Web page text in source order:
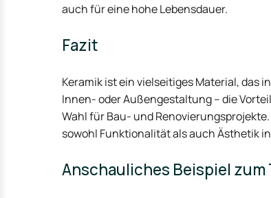
auch für eine hohe Lebensdauer.
Fazit
Keramik ist ein vielseitiges Material, das
Innen- oder Außengestaltung – die
Wahl für Bau- und
sowohl Funktionalität als auch Ästhetik
Anschauliches Beispiel zum